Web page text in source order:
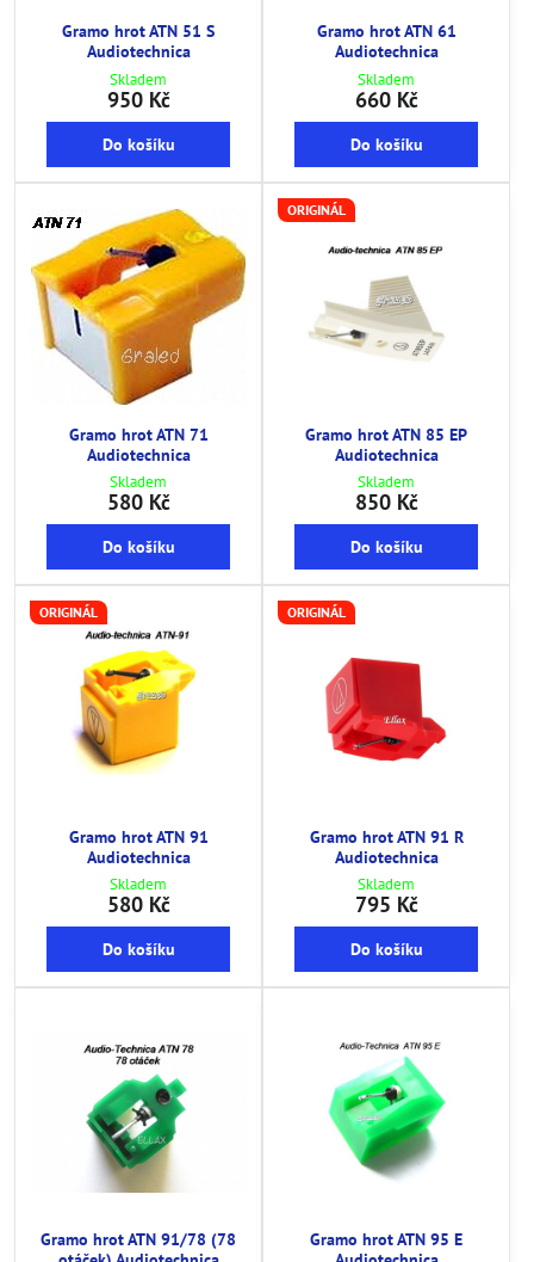
Gramo hrot ATN 51 S
Audiotechnica
Skladem
950 Kč
Do košíku
Gramo hrot ATN 61
Audiotechnica
Skladem
660 Kč
Do košíku
Gramo hrot ATN 71
Audiotechnica
Skladem
580 Kč
Do košíku
ORIGINÁL
Gramo hrot ATN 85 EP
Audiotechnica
Skladem
850 Kč
Do košíku
ORIGINÁL
Gramo hrot ATN 91
Audiotechnica
Skladem
580 Kč
Do košíku
ORIGINÁL
Gramo hrot ATN 91 R
Audiotechnica
Skladem
795 Kč
Do košíku
Gramo hrot ATN 91/78 (78
Gramo hrot ATN 95 E